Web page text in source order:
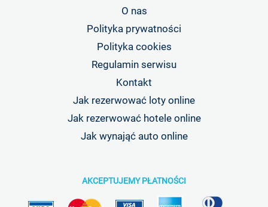
O nas
Polityka prywatności
Polityka cookies
Regulamin serwisu
Kontakt
Jak rezerwować loty online
Jak rezerwować hotele online
Jak wynająć auto online
AKCEPTUJEMY PŁATNOŚCI